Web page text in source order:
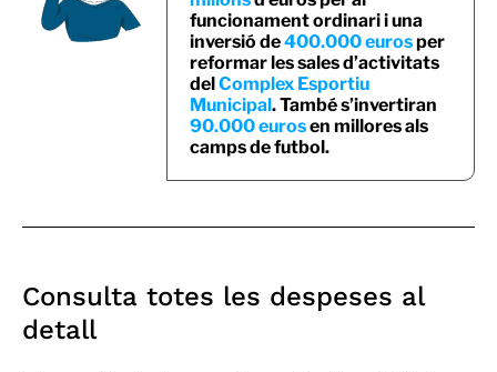
funcionament ordinari i una
inversió de400.000 eurosper
reformar les sales d’activitats
delComplex Esportiu
Municipal. També s’invertiran
90.000 eurosen millores als
camps de futbol.
Consulta totes les despeses al
detall